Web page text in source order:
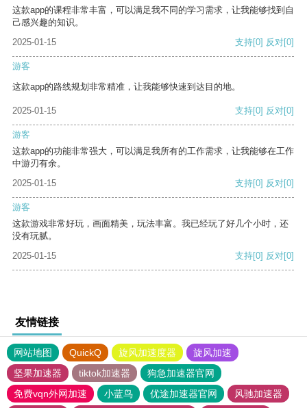
这款app的课程非常丰富，可以满足我不同的学习需求，让我能够找到自
己感兴趣的知识。
2025-01-15
支持[0] 反对[0]
游客
这款app的路线规划非常精准，让我能够快速到达目的地。
2025-01-15 支持[0] 反对[0]
游客
这款app的功能非常强大，可以满足我所有的工作需求，让我能够在工作
中游刃有余。
2025-01-15
支持[0] 反对[0]
游客
这款游戏非常好玩，画面精美，玩法丰富。我已经玩了好几个小时，还
没有玩腻。
2025-01-15
支持[0] 反对[0]
友情链接
网站地图 QuickQ 旋风加速度器
旋风加速
坚果加速器
tiktok加速器
狗急加速器官网
免费vqn外网加速
小蓝鸟 优途加速器官网
风驰加速器